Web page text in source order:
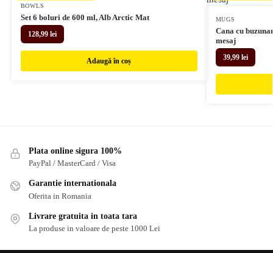
BOWLS
Set 6 boluri de 600 ml, Alb Arctic Mat
128,99 lei
Adaugă în coș
MUGS
Cana cu
mesaj
39,99 lei
Plata online sigura 100%
PayPal / MasterCard / Visa
Garantie internationala
Oferita in Romania
Livrare gratuita in toata tara
La produse in valoare de peste 1000 Lei